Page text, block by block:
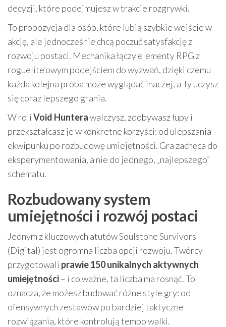
decyzji, które podejmujesz w trakcie rozgrywki.
To propozycja dla osób, które lubią szybkie wejście w
akcję, ale jednocześnie chcą poczuć satysfakcję z
rozwoju postaci. Mechanika łączy elementy RPG z
roguelite’owym podejściem do wyzwań, dzięki czemu
każda kolejna próba może wyglądać inaczej, a Ty uczysz
się coraz lepszego grania.
W roli Void Hunterawalczysz, zdobywasz łupy i
przekształcasz je w konkretne korzyści: od ulepszania
ekwipunku po rozbudowę umiejętności. Gra zachęca do
eksperymentowania, a nie do jednego, „najlepszego”
schematu.
Rozbudowany system
umiejętności i rozwój postaci
Jednym z kluczowych atutów Soulstone Survivors
(Digital) jest ogromna liczba opcji rozwoju. Twórcy
przygotowali prawie 150 unikalnych aktywnych
umiejętności– i co ważne, ta liczba ma rosnąć. To
oznacza, że możesz budować różne style gry: od
ofensywnych zestawów po bardziej taktyczne
rozwiązania, które kontrolują tempo walki.